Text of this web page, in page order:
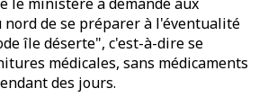
nord de se préparer à l'éventualité
île déserte", c'est-à-dire se
médicales, sans médicaments
des jours.